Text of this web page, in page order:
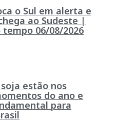
o Sul em alerta e
ao Sudeste |
tempo 06/08/2026
estão nos
do ano e
para